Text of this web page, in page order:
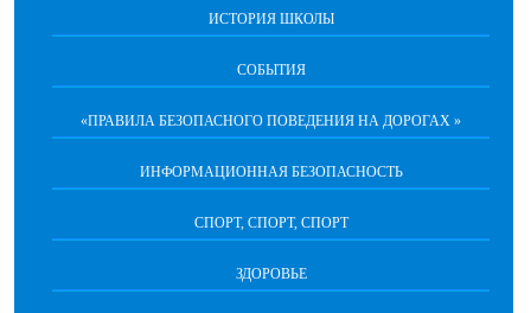
ИСТОРИЯ ШКОЛЫ
СОБЫТИЯ
«ПРАВИЛА БЕЗОПАСНОГО ПОВЕДЕНИЯ НА ДОРОГАХ »
ИНФОРМАЦИОННАЯ БЕЗОПАСНОСТЬ
СПОРТ, СПОРТ, СПОРТ
ЗДОРОВЬЕ